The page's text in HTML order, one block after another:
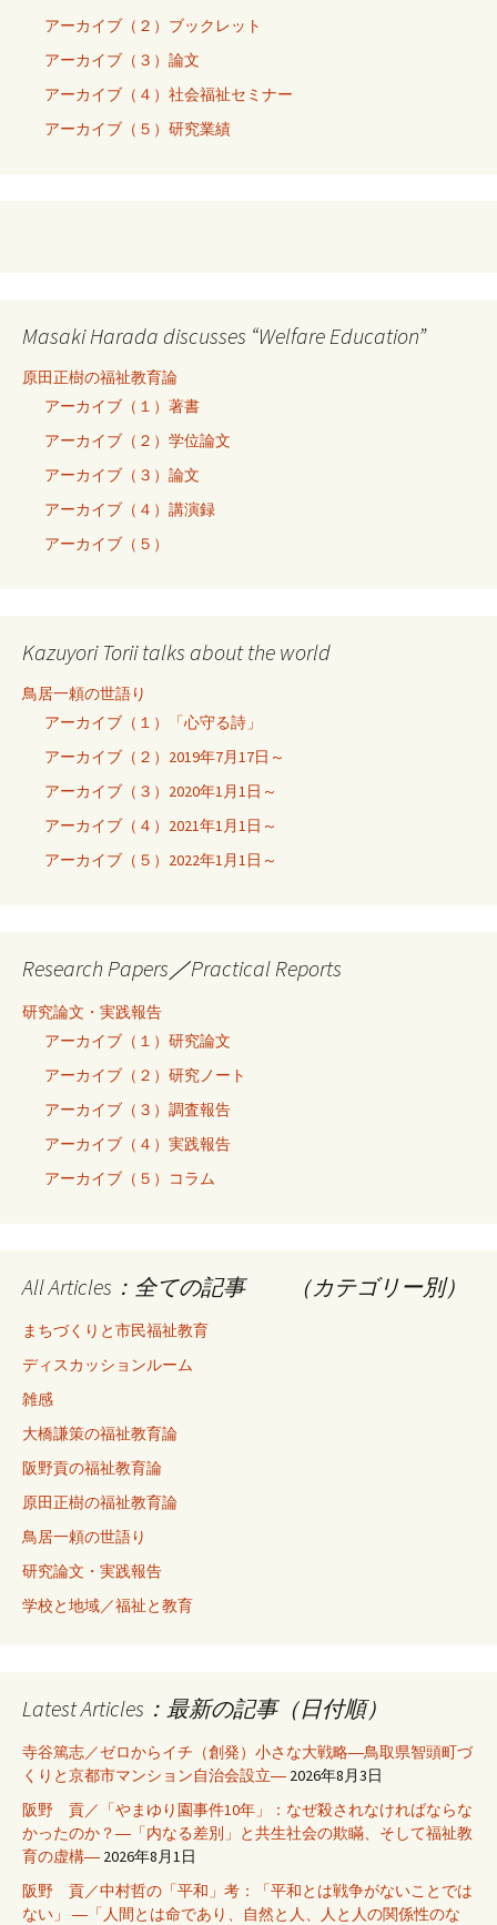
アーカイブ（２）ブックレット
アーカイブ（３）論文
アーカイブ（４）社会福祉セミナー
アーカイブ（５）研究業績
Masaki Harada discusses “Welfare Education”
原田正樹の福祉教育論
アーカイブ（１）著書
アーカイブ（２）学位論文
アーカイブ（３）論文
アーカイブ（４）講演録
アーカイブ（５）
Kazuyori Torii talks about the world
鳥居一頼の世語り
アーカイブ（１）「心守る詩」
アーカイブ（２）2019年7月17日～
アーカイブ（３）2020年1月1日～
アーカイブ（４）2021年1月1日～
アーカイブ（５）2022年1月1日～
Research Papers／Practical Reports
研究論文・実践報告
アーカイブ（１）研究論文
アーカイブ（２）研究ノート
アーカイブ（３）調査報告
アーカイブ（４）実践報告
アーカイブ（５）コラム
All Articles：全ての記事 （カテゴリー別）
まちづくりと市民福祉教育
ディスカッションルーム
雑感
大橋謙策の福祉教育論
阪野貢の福祉教育論
原田正樹の福祉教育論
鳥居一頼の世語り
研究論文・実践報告
学校と地域／福祉と教育
Latest Articles：最新の記事（日付順）
寺谷篤志／ゼロからイチ（創発）小さな大戦略―鳥取県智頭町づ
くりと京都市マンション自治会設立― 2026年8月3日
阪野 貢／「やまゆり園事件10年」：なぜ殺されなければならな
かったのか？―「内なる差別」と共生社会の欺瞞、そして福祉教
育の虚構― 2026年8月1日
阪野 貢／中村哲の「平和」考：「平和とは戦争がないことでは
ない」 ―「人間とは命であり、自然と人、人と人の関係性のな